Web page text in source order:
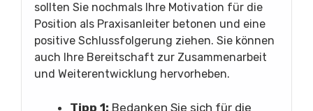
sollten Sie nochmals Ihre Motivation für die
Position als Praxisanleiter betonen und eine
positive Schlussfolgerung ziehen. Sie können
auch Ihre Bereitschaft zur Zusammenarbeit
und Weiterentwicklung hervorheben.
Tipp 1: Bedanken Sie sich für die